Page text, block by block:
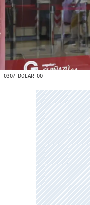
0307-DOLAR-00